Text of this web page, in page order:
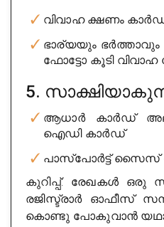
City :
വിവാഹ ക്ഷണം
ഭാര്യയും
ഫോട്ടോ കൂടി
5.
ആധാർ കാർഡ്
ഐഡി കാർഡ്
പാസ്പോർട്ട് സൈസ്
കുറിപ്പ്: രേഖകൾ ഒരു
രജിസ്ട്രാർ ഓഫീസ്
കൊണ്ടു പോകുവാൻ